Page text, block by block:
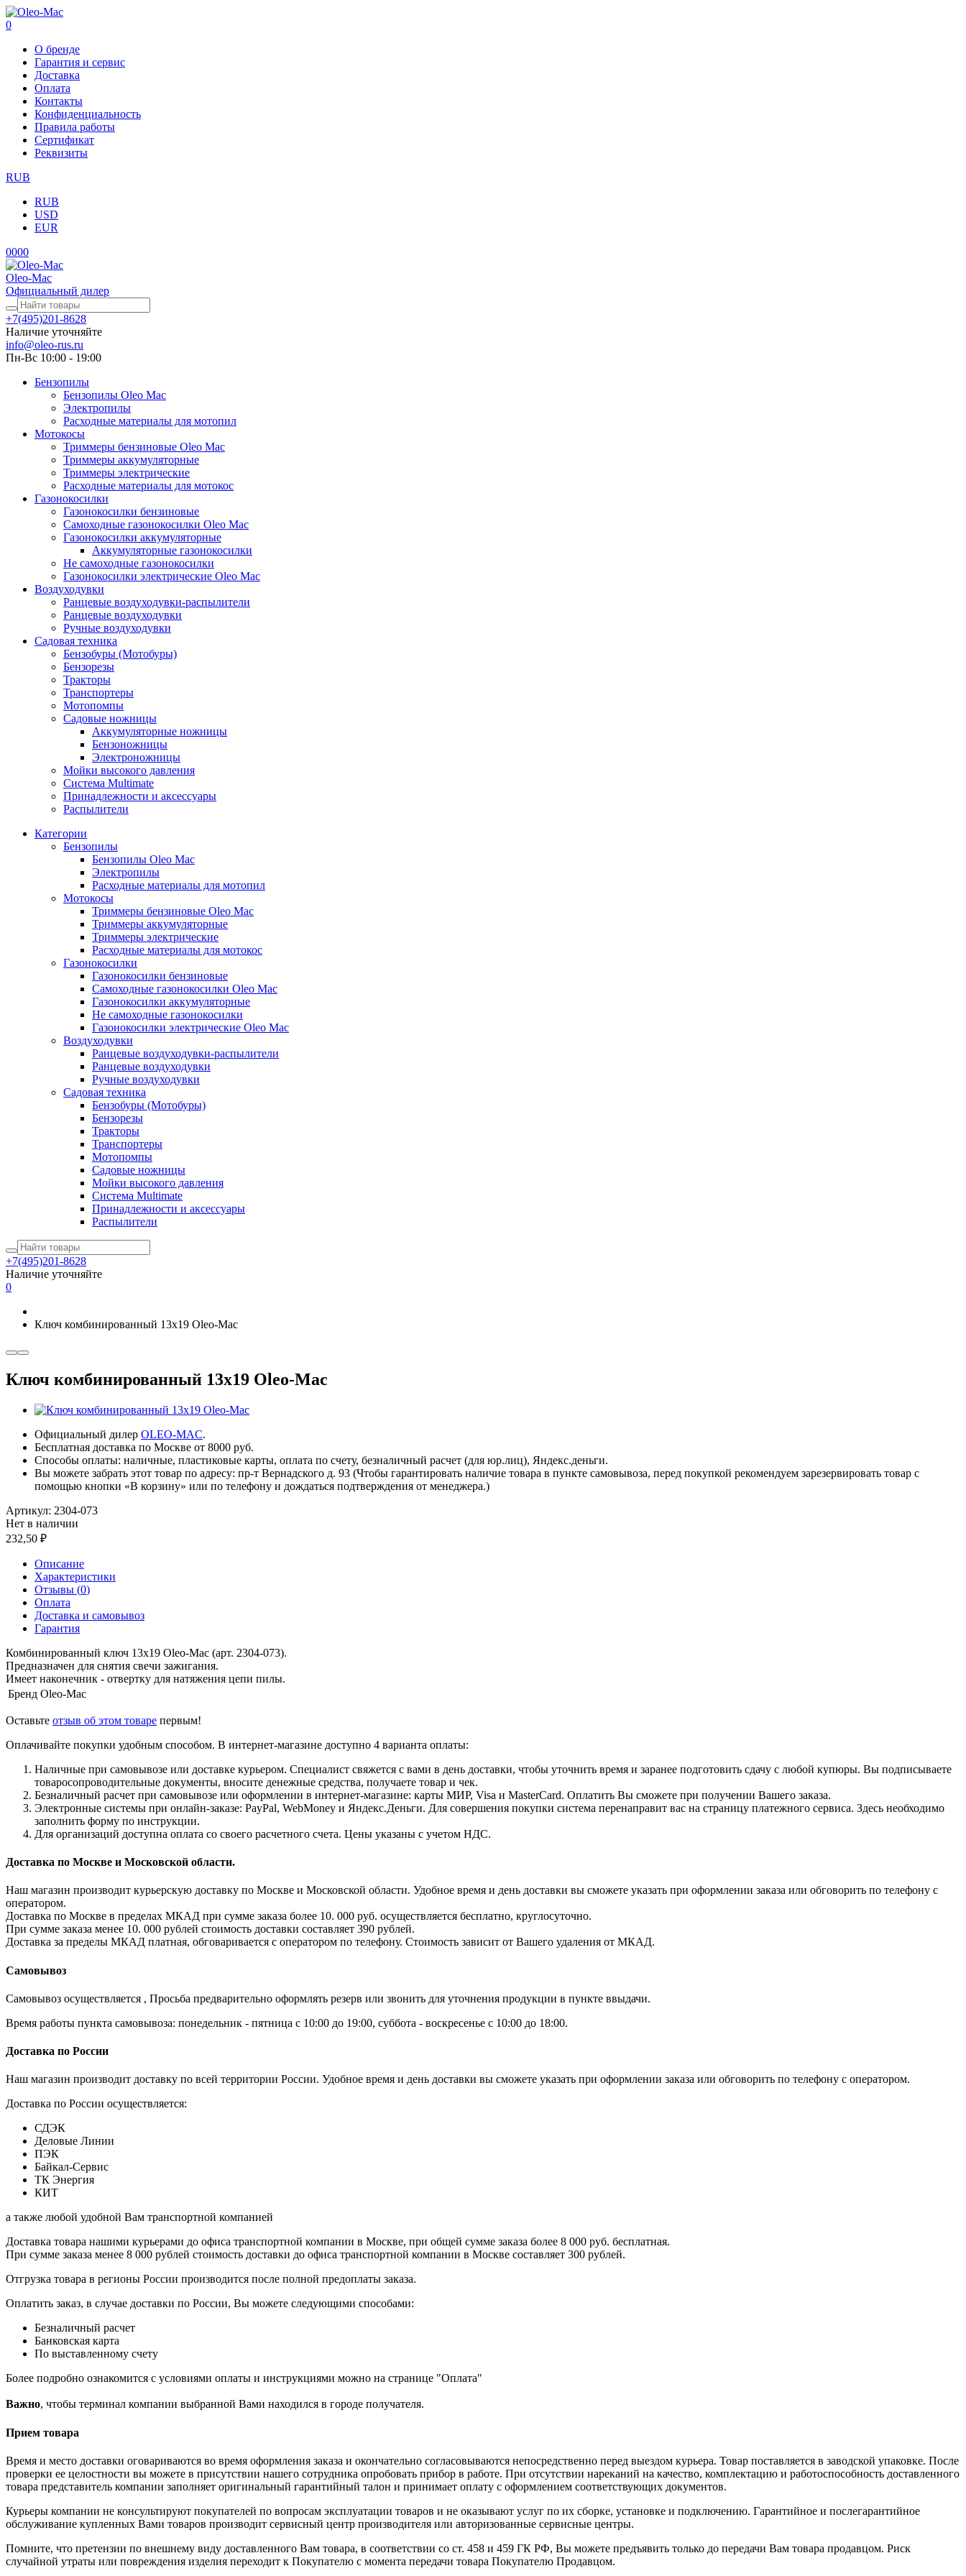
0
О бренде
Гарантия и сервис
Доставка
Оплата
Контакты
Конфиденциальность
Правила работы
Сертификат
Реквизиты
RUB
RUB
USD
EUR
0000
Oleo-Mac
Официальный дилер
+7(495)201-8628
Наличие уточняйте
info@oleo-rus.ru
Пн-Вс 10:00 - 19:00
Бензопилы
Бензопилы Oleo Mac
Электропилы
Расходные материалы для мотопил
Мотокосы
Триммеры бензиновые Oleo Mac
Триммеры аккумуляторные
Триммеры электрические
Расходные материалы для мотокос
Газонокосилки
Газонокосилки бензиновые
Самоходные газонокосилки Oleo Mac
Газонокосилки аккумуляторные
Аккумуляторные газонокосилки
Не самоходные газонокосилки
Газонокосилки электрические Oleo Mac
Воздуходувки
Ранцевые воздуходувки-распылители
Ранцевые воздуходувки
Ручные воздуходувки
Садовая техника
Бензобуры (Мотобуры)
Бензорезы
Тракторы
Транспортеры
Мотопомпы
Садовые ножницы
Аккумуляторные ножницы
Бензоножницы
Электроножницы
Мойки высокого давления
Система Multimate
Принадлежности и аксессуары
Распылители
Категории
Бензопилы
Бензопилы Oleo Mac
Электропилы
Расходные материалы для мотопил
Мотокосы
Триммеры бензиновые Oleo Mac
Триммеры аккумуляторные
Триммеры электрические
Расходные материалы для мотокос
Газонокосилки
Газонокосилки бензиновые
Самоходные газонокосилки Oleo Mac
Газонокосилки аккумуляторные
Не самоходные газонокосилки
Газонокосилки электрические Oleo Mac
Воздуходувки
Ранцевые воздуходувки-распылители
Ранцевые воздуходувки
Ручные воздуходувки
Садовая техника
Бензобуры (Мотобуры)
Бензорезы
Тракторы
Транспортеры
Мотопомпы
Садовые ножницы
Мойки высокого давления
Система Multimate
Принадлежности и аксессуары
Распылители
+7(495)201-8628
Наличие уточняйте
0
Ключ комбинированный 13х19 Oleo-Mac
Ключ комбинированный 13х19 Oleo-Mac
Официальный дилер OLEO-MAC.
Бесплатная доставка по Москве от 8000 руб.
Способы оплаты: наличные, пластиковые карты, оплата по счету, безналичный расчет (для юр.лиц), Яндекс.деньги.
Вы можете забрать этот товар по адресу: пр-т Вернадского д. 93 (Чтобы гарантировать наличие товара в пункте самовывоза, перед покупкой рекомендуем зарезервировать товар с
помощью кнопки «В корзину» или по телефону и дождаться подтверждения от менеджера.)
Артикул: 2304-073
Нет в наличии
232,50
Описание
Характеристики
Отзывы (0)
Оплата
Доставка и самовывоз
Гарантия
Комбинированный ключ 13х19 Oleo-Mac (арт. 2304-073).
Предназначен для снятия свечи зажигания.
Имеет наконечник - отвертку для натяжения цепи пилы.
Бренд Oleo-Mac
Оставьте отзыв об этом товаре первым!
Оплачивайте покупки удобным способом. В интернет-магазине доступно 4 варианта оплаты:
Наличные при самовывозе или доставке курьером. Специалист свяжется с вами в день доставки, чтобы уточнить время и заранее подготовить сдачу с любой купюры. Вы подписываете
товаросопроводительные документы, вносите денежные средства, получаете товар и чек.
Безналичный расчет при самовывозе или оформлении в интернет-магазине: карты МИР, Visa и MasterCard. Оплатить Вы сможете при получении Вашего заказа.
Электронные системы при онлайн-заказе: PayPal, WebMoney и Яндекс.Деньги. Для совершения покупки система перенаправит вас на страницу платежного сервиса. Здесь необходимо
заполнить форму по инструкции.
Для организаций доступна оплата со своего расчетного счета. Цены указаны с учетом НДС.
Доставка по Москве и Московской области.
Наш магазин производит курьерскую доставку по Москве и Московской области. Удобное время и день доставки вы сможете указать при оформлении заказа или обговорить по телефону с
оператором.
Доставка по Москве в пределах МКАД при сумме заказа более 10. 000 руб. осуществляется бесплатно, круглосуточно.
При сумме заказа менее 10. 000 рублей стоимость доставки составляет 390 рублей.
Доставка за пределы МКАД платная, обговаривается с оператором по телефону. Стоимость зависит от Вашего удаления от МКАД.
Самовывоз
Самовывоз осуществляется , Просьба предварительно оформлять резерв или звонить для уточнения продукции в пункте ввыдачи.
Время работы пункта самовывоза: понедельник - пятница с 10:00 до 19:00, суббота - воскресенье с 10:00 до 18:00.
Доставка по России
Наш магазин производит доставку по всей территории России. Удобное время и день доставки вы сможете указать при оформлении заказа или обговорить по телефону с оператором.
Доставка по России осуществляется:
СДЭК
Деловые Линии
ПЭК
Байкал-Сервис
ТК Энергия
КИТ
а также любой удобной Вам транспортной компанией
Доставка товара нашими курьерами до офиса транспортной компании в Москве, при общей сумме заказа более 8 000 руб. бесплатная.
При сумме заказа менее 8 000 рублей стоимость доставки до офиса транспортной компании в Москве составляет 300 рублей.
Отгрузка товара в регионы России производится после полной предоплаты заказа.
Оплатить заказ, в случае доставки по России, Вы можете следующими способами:
Безналичный расчет
Банковская карта
По выставленному счету
Более подробно ознакомится с условиями оплаты и инструкциями можно на странице "Оплата"
Важно, чтобы терминал компании выбранной Вами находился в городе получателя.
Прием товара
Время и место доставки оговариваются во время оформления заказа и окончательно согласовываются непосредственно перед выездом курьера. Товар поставляется в заводской упаковке. После
проверки ее целостности вы можете в присутствии нашего сотрудника опробовать прибор в работе. При отсутствии нареканий на качество, комплектацию и работоспособность доставленного
товара представитель компании заполняет оригинальный гарантийный талон и принимает оплату с оформлением соответствующих документов.
Курьеры компании не консультируют покупателей по вопросам эксплуатации товаров и не оказывают услуг по их сборке, установке и подключению. Гарантийное и послегарантийное
обслуживание купленных Вами товаров производит сервисный центр производителя или авторизованные сервисные центры.
Помните, что претензии по внешнему виду доставленного Вам товара, в соответствии со ст. 458 и 459 ГК РФ, Вы можете предъявить только до передачи Вам товара продавцом. Риск
случайной утраты или повреждения изделия переходит к Покупателю с момента передачи товара Покупателю Продавцом.